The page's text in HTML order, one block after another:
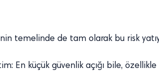
temelinde de tam olarak bu risk
En küçük güvenlik açığı bile,